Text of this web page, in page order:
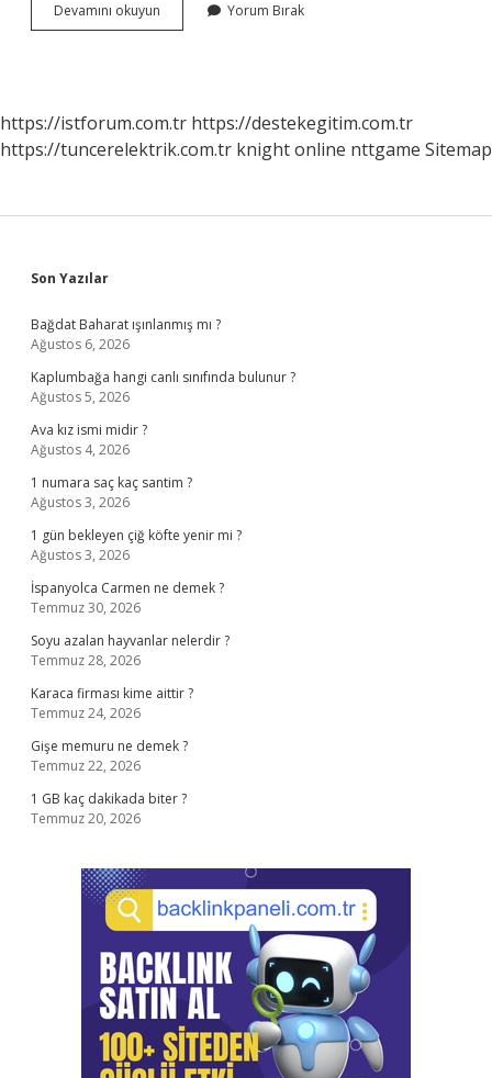
Devamını okuyun
Birimler
Yorum Bırak
https://istforum.com.tr https://destekegitim.com.tr
https://tuncerelektrik.com.tr knight online nttgame Sitemap
Sidebar
Son Yazılar
Bağdat Baharat ışınlanmış mı ?
Ağustos 6, 2026
Kaplumbağa hangi canlı sınıfında bulunur ?
Ağustos 5, 2026
Ava kız ismi midir ?
Ağustos 4, 2026
1 numara saç kaç santim ?
Ağustos 3, 2026
1 gün bekleyen çiğ köfte yenir mi ?
Ağustos 3, 2026
İspanyolca Carmen ne demek ?
Temmuz 30, 2026
Soyu azalan hayvanlar nelerdir ?
Temmuz 28, 2026
Karaca firması kime aittir ?
Temmuz 24, 2026
Gişe memuru ne demek ?
Temmuz 22, 2026
1 GB kaç dakikada biter ?
Temmuz 20, 2026